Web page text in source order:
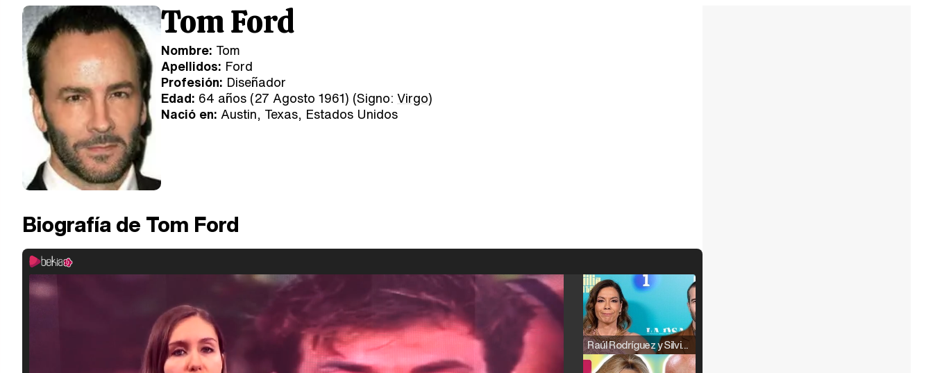
Tom Ford
Nombre: Tom
Apellidos: Ford
Profesión: Diseñador
Edad: 64 años (27 Agosto 1961) (Signo: Virgo)
Nació en: Austin, Texas, Estados Unidos
Biografía de Tom Ford
Raúl Rodríguez y Silvia Taulés nos cuentan su papel en 'La familia de la tele'